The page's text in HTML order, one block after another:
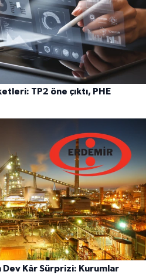
TP2 öne çıktı, PHE
Kâr Sürprizi: Kurumlar